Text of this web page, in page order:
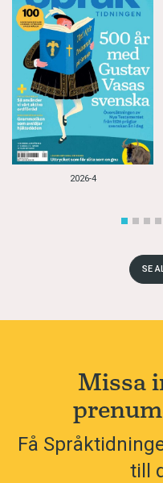
2026-4
SE
Missa
Få
till